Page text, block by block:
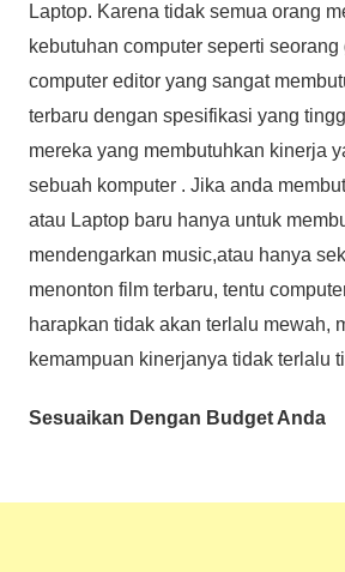
Laptop. Karena tidak semua orang
kebutuhan computer seperti seorang
computer editor yang sangat
terbaru dengan spesifikasi yang
mereka yang membutuhkan kinerja
sebuah komputer . Jika anda
atau Laptop baru hanya untuk
mendengarkan music,atau hanya
menonton film terbaru, tentu
harapkan tidak akan terlalu mewah,
kemampuan kinerjanya tidak terlalu
Sesuaikan Dengan Budget Anda